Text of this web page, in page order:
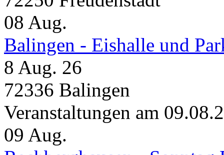
08 Aug.
Balingen - Eishalle und
8 Aug. 26
72336 Balingen
Veranstaltungen am
09 Aug.